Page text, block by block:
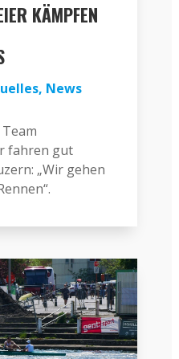
KÄMPFEN
, News
fahren gut
„Wir gehen